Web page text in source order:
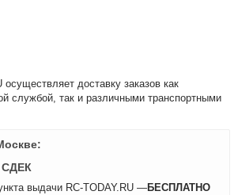
осуществляет доставку заказов как
службой, так и различными транспортными
СДЕК
выдачи RC-TODAY.RU —БЕСПЛАТНО